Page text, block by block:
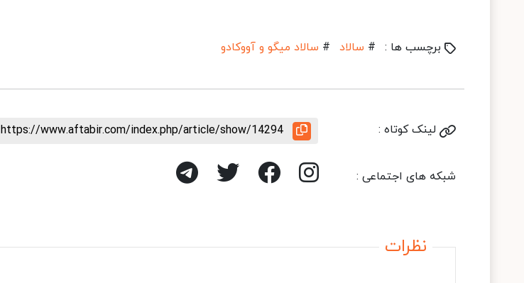
برچسب ها : # سالاد # سالاد میگو و آووکادو
لینک کوتاه : https://www.aftabir.com/index.php/article/show/14294
شبکه های اجتماعی :
نظرات